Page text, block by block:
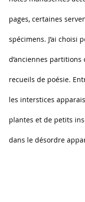
pages, certaines
spécimens. J’ai choisi
d’anciennes partitions
recueils de poésie.
les interstices
plantes et de petits
dans le désordre